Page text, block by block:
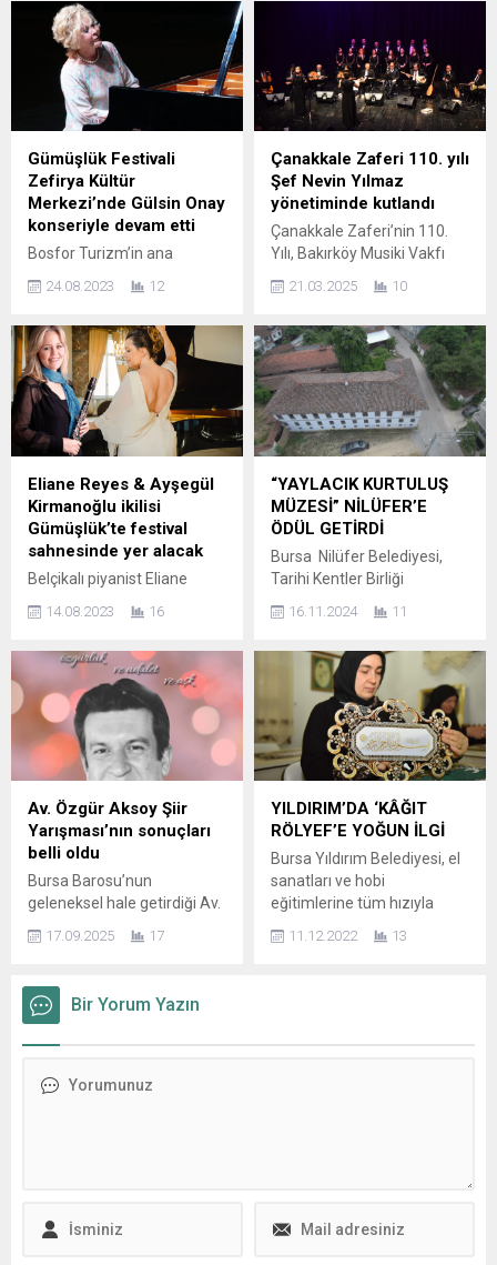
Gümüşlük Festivali
Zefirya Kültür
Merkezi’nde Gülsin Onay
konseriyle devam etti
Bosfor Turizm’in ana
Kültür ve Turizm
devam eden Uluslararası
Gümüşlük Müzik Festivali,
Devlet Sanatçısı Piyanist
Gülsin Onay’ı, Zefirya Kültür
ve Sanat Merkezi’nde klasik
müzikseverlerle
buluşturdu… Aktur A.Ş.’nin
etkinlik sponsorluğunu
üstlendiği Gülsin Onay
konseri, Uluslararası
Gümüşlük Müzik
Festivali’nin beklenen
konserlerinden biriydi.
virtüözümüz Gülsin...
24.08.2023 12
Çanakkale Zaferi 110. yılı
Şef Nevin Yılmaz
yönetiminde kutlandı
Çanakkale Zaferi’nin 110.
Yılı, Bakırköy Musiki Vakfı
Yılmaz yönetiminde Türk
Zafer coşkusu… 18 Mart
Çanakkale Zaferi’nin 110.
Yılı, Şef Nevin Yılmaz
yönetiminde Bakırköy Musiki
Vakfı tarafından kutlandı
Avcılar Barış Manço Kültür
Merkezinde Şef Nevin
Yılmaz yönetimindeki
Bakırköy Musiki Vakfı
Çanakkale...
21.03.2025 10
Eliane Reyes & Ayşegül
Kirmanoğlu ikilisi
Gümüşlük’te festival
sahnesinde yer alacak
Belçikalı piyanist Eliane
Ayşegül Kirmanoğlu, Bosfor
ve T.C. Kültür ve Turizm
Bakanlığı’nın katkılarıyla
düzenlenen 20. Uluslararası
Gümüşlük Müzik
Festivali’nin sahnesinde
klasik müzikseverler için
buluşuyor…
Enstrümanlarında
mükemmelliği yakalamış iki
Eliane Reyes ve Türk
klarnetçi Ayşegül
Kirmanoğlu, 20. Uluslararası
14.08.2023 16
“YAYLACIK KURTULUŞ
MÜZESİ” NİLÜFER’E
ÖDÜL GETİRDİ
Bursa Nilüfer Belediyesi,
Tarihi Kentler Birliği
Tarihi ve Kültürel Mirası
Uygulamalarını Özendirme
Yarışması’nda “Yaylacık
Kurtuluş Müzesi” ile proje
ödülü almaya hak kazandı.
Tarihi Kentler Birliği’nin
23’üncüsünü düzenlediği
Tarihi ve Kültürel Mirası
Koruma Proje ve
Yarışması’nın sonuçları
açıklandı. 30 üye belediyenin
toplam 61 projeyle...
16.11.2024 11
Av. Özgür Aksoy Şiir
Yarışması’nın sonuçları
belli oldu
Bursa Barosu’nun
geleneksel hale getirdiği Av.
Yarışması’nın 2025
Özgür Aksoy adına
düzenlenen şiir
Pelin Yılmaz, Servet Sarıca,
Av. Serhat Çınar “İLAHİ...
17.09.2025 17
YILDIRIM’DA ‘KÂĞIT
RÖLYEF’E YOĞUN İLGİ
Bursa Yıldırım Belediyesi, el
sanatları ve hobi
eğitimlerine tüm hızıyla
OSMAN ÇETİN Yıldırım
11.12.2022 13
Bir Yorum Yazın